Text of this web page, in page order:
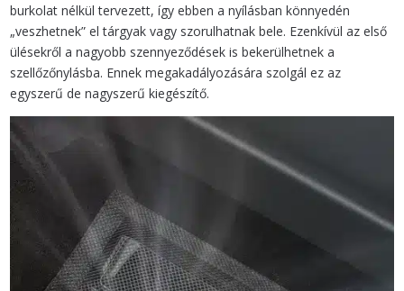
burkolat nélkül tervezett, így ebben a nyílásban könnyedén
„veszhetnek” el tárgyak vagy szorulhatnak bele. Ezenkívül az első
ülésekről a nagyobb szennyeződések is bekerülhetnek a
szellőzőnylásba. Ennek megakadályozására szolgál ez az
egyszerű de nagyszerű kiegészítő.